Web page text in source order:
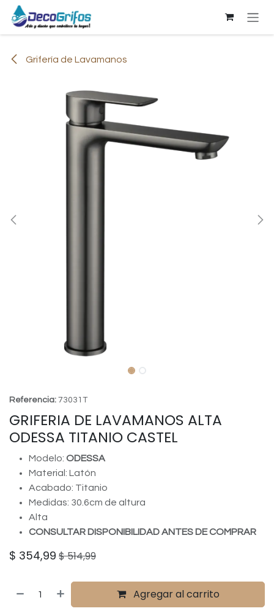
Ir al contenido
Grifería de Lavamanos
Referencia: 73031T
GRIFERIA DE LAVAMANOS ALTA
ODESSA TITANIO CASTEL
Modelo: ODESSA
Material: Latón
Acabado: Titanio
Medidas: 30.6cm de altura
Alta
CONSULTAR DISPONIBILIDAD ANTES DE COMPRAR
$ 354,99 $514,99
Agregar al carrito